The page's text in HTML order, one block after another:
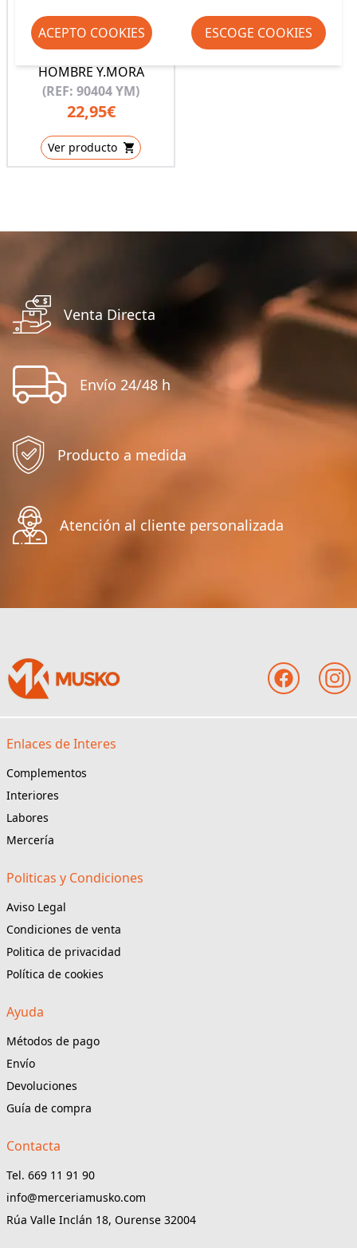
BAÑADOR LARGO
HOMBRE Y.MORA
(REF: 90404 YM)
22,95€
Ver producto
Venta Directa
Envío 24/48 h
Producto a medida
Atención al cliente personalizada
Enlaces de Interes
Complementos
Interiores
Labores
Mercería
Politicas y Condiciones
Aviso Legal
Condiciones de venta
Politica de privacidad
Política de cookies
Ayuda
Métodos de pago
Envío
Devoluciones
Guía de compra
Contacta
Tel. 669 11 91 90
info@merceriamusko.com
Rúa Valle Inclán 18, Ourense 32004
ACEPTO COOKIES ESCOGE COOKIES